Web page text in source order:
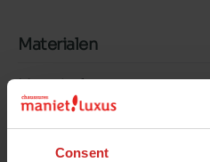
Consent
Materialen
Materiaal
Voering